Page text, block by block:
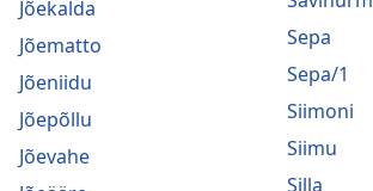
Jõekalda
Jõematto
Jõeniidu
Jõepõllu
Jõevahe
Sepa
Sepa/1
Siimoni
Siimu
Silla